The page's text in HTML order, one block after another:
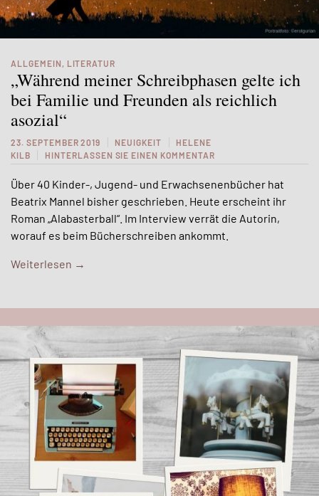
ALLGEMEIN LITERATUR
„Während meiner Schreibphasen gelte ich
bei Familie und Freunden als reichlich
asozial“
23. SEPTEMBER 2019 NEUIGKEIT
HELENE
KILB
HINTERLASSEN SIE EINEN KOMMENTAR
Über 40 Kinder-, Jugend- und Erwachsenenbücher hat
Beatrix Mannel bisher geschrieben. Heute erscheint ihr
Roman „Alabasterball“. Im Interview verrät die Autorin,
worauf es beim Bücherschreiben ankommt.
Weiterlesen →